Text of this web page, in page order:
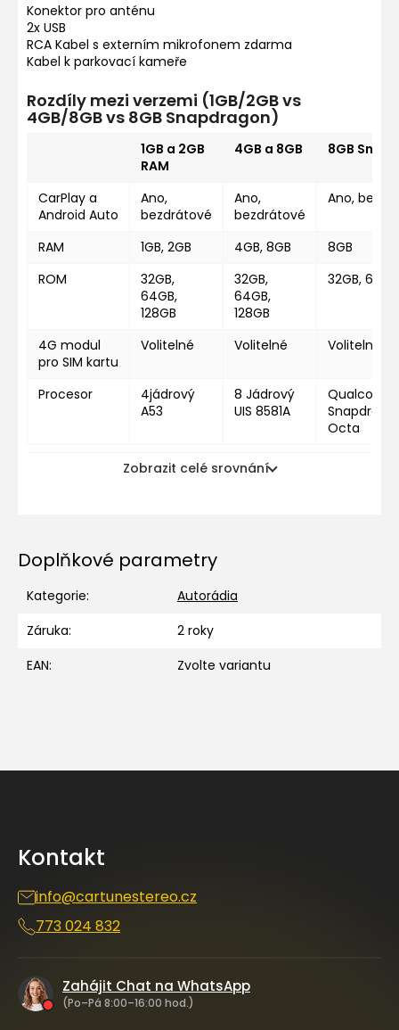
Konektor pro anténu
2x USB
RCA Kabel s externím mikrofonem zdarma
Kabel k parkovací kameře
Rozdíly mezi verzemi (1GB/2GB vs
4GB/8GB vs 8GB Snapdragon)
1GB a 2GB
RAM
4GB a 8GB 8GB
CarPlay a
Android Auto
Ano,
bezdrátové
Ano,
bezdrátové
Ano,
RAM 1GB, 2GB 4GB, 8GB
8GB
ROM
32GB,
64GB,
128GB
32GB,
64GB,
128GB
32GB,
4G modul
pro SIM kartu
Volitelné Volitelné Volitelné
Procesor
4jádrový
A53
8 Jádrový
UIS 8581A
Octa
Zobrazit celé srovnání
Doplňkové parametry
Kategorie:
Autorádia
Záruka:
2 roky
EAN: Zvolte variantu
Kontakt
info@cartunestereo.cz
773 024 832
Zahájit Chat na WhatsApp
(Po–Pá 8:00–16:00 hod.)